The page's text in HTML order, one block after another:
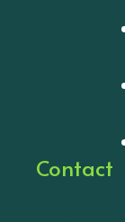
Contact